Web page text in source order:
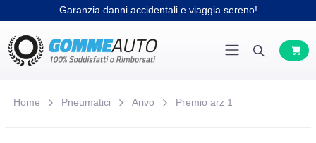
Garanzia danni accidentali e viaggia sereno!
Home Pneumatici Arivo Premio arz 1